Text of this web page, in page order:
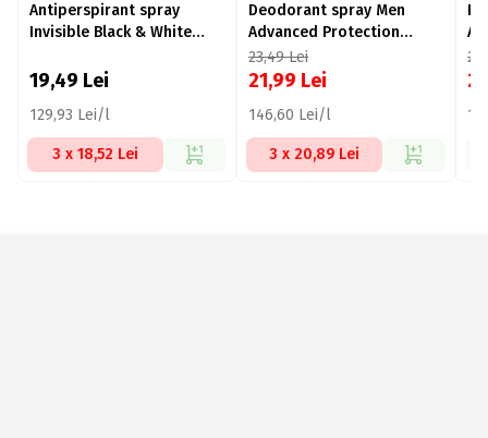
Antiperspirant spray
Invisible Black & White
19,49 Lei
129,93 Lei/l
3 x 18,52 Lei
Deodorant spray Men
Advanced Protection
Cobalt Dry 150ml
23,49Lei
21,99 Lei
146,60 Lei/l
3 x 20,89 Lei